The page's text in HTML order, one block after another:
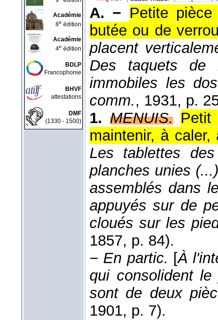
Académie
8e édition
Académie
4e édition
BDLP
Francophonie
BHVF
attestations
DMF
(1330 - 1500)
A. − Petite
butée ou de
placent
Des taquets de
immobiles les
comm., 1931, p.
1. MENUIS. Petit
maintenir, à
Les tablettes
planches unies
assemblés dans
appuyés sur de
cloués sur les
1857, p. 84).
− En partic. [À
qui consolident
sont de deux
1901, p. 7).